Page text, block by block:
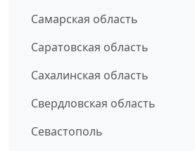
Самарская область
Саратовская область
Сахалинская область
Свердловская область
Севастополь